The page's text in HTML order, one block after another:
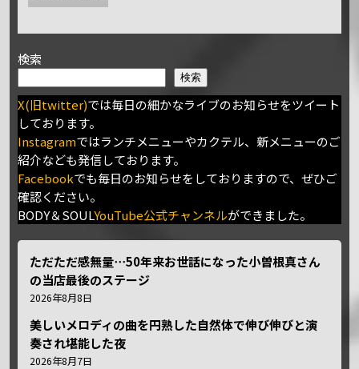
検索
検索
X(旧twitter)では毎日の細かなライブのお知らせをツイート
しております。
Instagramではランチメニューやカクテル、新メニューのご
紹介なども発信しております。
Facebookでも毎日のお知らせをしておりますので、ぜひご
確認ください。
BODY＆SOULYouTube公式チャンネルができました。
ただただ感無量⋯50年来お世話になった小曽根真さん
の当店最後のステージ
2026年8月8日
美しいメロディの曲を円熟した自然体で伸び伸びと演
奏され堪能した夜
2026年8月7日